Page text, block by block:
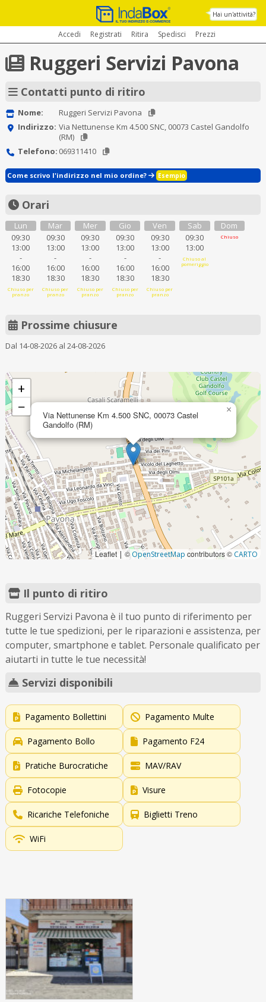
Hai un'attività?
Accedi Registrati Ritira Spedisci Prezzi
Ruggeri Servizi Pavona
Contatti punto di ritiro
Nome:
Ruggeri Servizi Pavona
Indirizzo: Via Nettunense Km 4.500 SNC, 00073 Castel Gandolfo
(RM)
Telefono: 069311410
Come scrivo l'indirizzo nel mio ordine? Esempio
Orari
Lun
09:30
13:00
-
16:00
18:30
Chiuso per
pranzo
Mar
09:30
13:00
-
16:00
18:30
Chiuso per
pranzo
Mer
09:30
13:00
-
16:00
18:30
Chiuso per
pranzo
Gio
09:30
13:00
-
16:00
18:30
Chiuso per
pranzo
Ven
09:30
13:00
-
16:00
18:30
Chiuso per
pranzo
Sab
09:30
13:00
Chiuso al
pomeriggio
Dom
Chiuso
Prossime chiusure
Dal 14-08-2026 al 24-08-2026
Via Nettunense Km 4.500 SNC, 00073 Castel
Gandolfo (RM)
×
+
−
Leaflet | ©OpenStreetMap contributors © CARTO
Il punto di ritiro
Ruggeri Servizi Pavona è il tuo punto di riferimento per
tutte le tue spedizioni, per le riparazioni e assistenza, per
computer, smartphone e tablet. Personale qualificato per
aiutarti in tutte le tue necessità!
Servizi disponibili
Pagamento Bollettini Pagamento Multe
Pagamento Bollo Pagamento F24
Pratiche Burocratiche MAV/RAV
Fotocopie Visure
Ricariche Telefoniche Biglietti Treno
WiFi